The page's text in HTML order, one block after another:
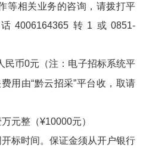
等相关业务的咨询，请拨打平
转1或0851-
民币0元（注：电子招标系统平
用由“黔云招采”平台收，取请
元整（¥10000元）
标时间。保证金须从开户银行